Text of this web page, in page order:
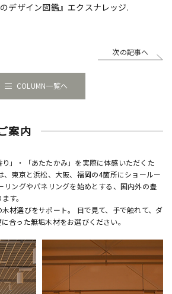
デザイン図鑑』エクスナレッジ.
次の記事へ
COLUMN一覧へ
案内
」・「あたたかみ」を実際に体感いただくた
、東京と浜松、大阪、福岡の4箇所にショールー
リングやパネリングを始めとする、国内外の豊
す。
材選びをサポート。 目で見て、手で触れて、ダ
合った無垢木材をお選びください。